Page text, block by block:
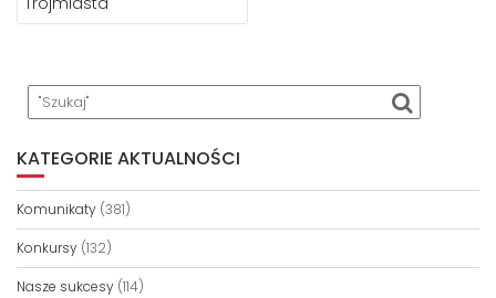
KATEGORIE AKTUALNOŚCI
Komunikaty (381)
Konkursy (132)
Nasze sukcesy (114)